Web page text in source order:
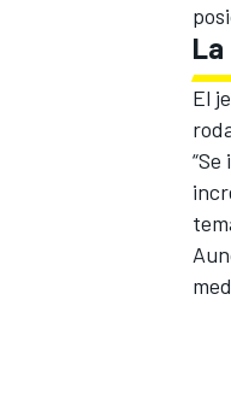
MÁS
El